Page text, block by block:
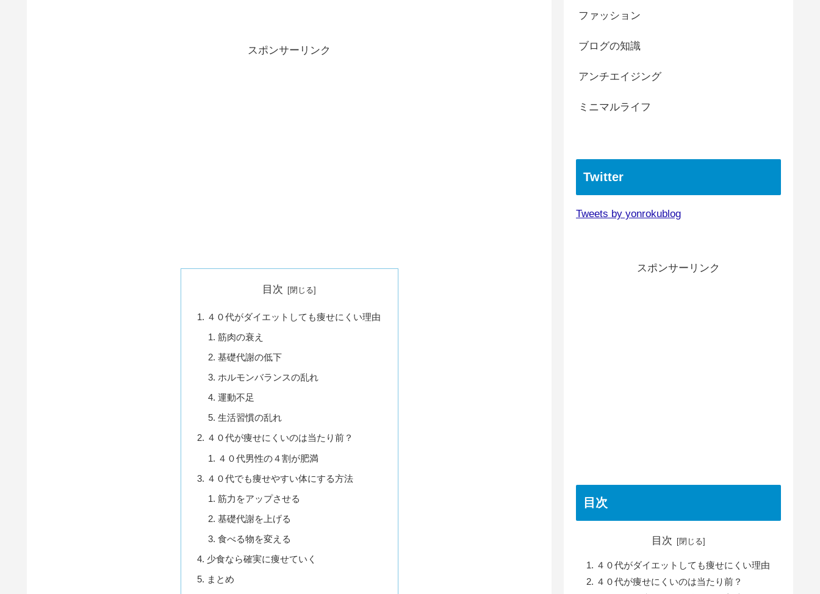
スポンサーリンク
目次
４０代がダイエットしても痩せにくい理由
筋肉の衰え
基礎代謝の低下
ホルモンバランスの乱れ
運動不足
生活習慣の乱れ
４０代が痩せにくいのは当たり前？
４０代男性の４割が肥満
４０代でも痩せやすい体にする方法
筋力をアップさせる
基礎代謝を上げる
食べる物を変える
少食なら確実に痩せていく
まとめ
ファッション
ブログの知識
アンチエイジング
ミニマルライフ
Twitter
Tweets by yonrokublog
スポンサーリンク
目次
目次
４０代がダイエットしても痩せにくい理由
４０代が痩せにくいのは当たり前？